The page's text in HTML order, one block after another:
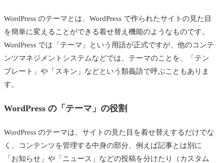
WordPress のテーマとは、WordPress で作られたサイトの見た目
を簡単に変えることができる着せ替え機能のようなものです。
WordPress では「テーマ」という用語が正式ですが、他のコンテ
ンツマネジメントシステムなどでは、テーマのことを、「テン
プレート」や「スキン」などという類義語で呼ぶこともありま
す。
WordPress の「テーマ」の役割
WordPress のテーマは、サイトの見た目を着せ替えするだけでな
く、コンテンツを管理する中身の部分、例えば記事とは別に
「お知らせ」や「ニュース」などの投稿を分けたり（カスタム